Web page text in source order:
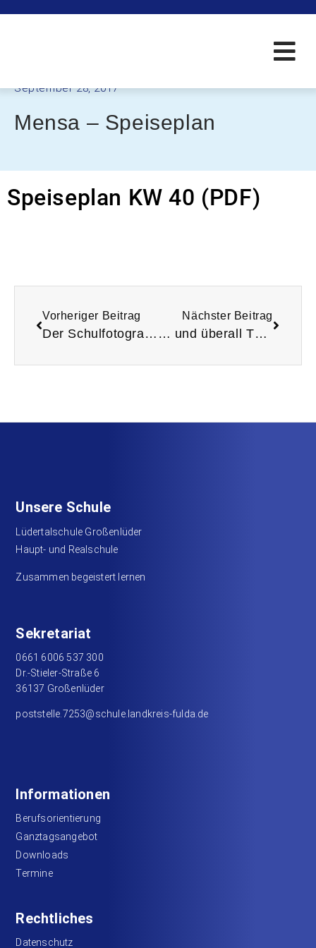
September 28, 2017
Mensa – Speiseplan
Speiseplan KW 40 (PDF)
Vorheriger Beitrag
Der Schulfotograf war da…
Nächster Beitrag
… und überall Theater… Wie schön!
Unsere Schule
Lüdertalschule Großenlüder
Haupt- und Realschule
Zusammen begeistert lernen
Sekretariat
0661 6006 537 300
Dr.-Stieler-Straße 6
36137 Großenlüder
poststelle.7253@schule.landkreis-fulda.de
Informationen
Berufsorientierung
Ganztagsangebot
Downloads
Termine
Rechtliches
Datenschutz